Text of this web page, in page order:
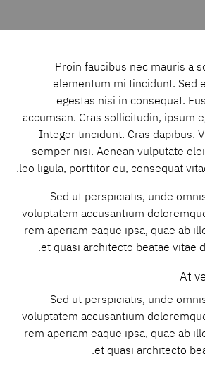
Proin faucibus nec mauris a
elementum mi tincidunt. Sed
egestas nisi in consequat.
accumsan. Cras sollicitudin, ipsum
Integer tincidunt. Cras dapibus.
semper nisi. Aenean vulputate
leo ligula, porttitor eu, consequat
Sed ut perspiciatis, unde
voluptatem accusantium
rem aperiam eaque ipsa, quae ab
et quasi architecto beatae vitae
At
Sed ut perspiciatis, unde
voluptatem accusantium
rem aperiam eaque ipsa, quae ab
et quasi architecto